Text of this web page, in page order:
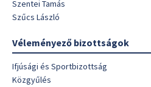
Szentei Tamás
Szűcs László
Véleményező bizottságok
Ifjúsági és Sportbizottság
Közgyűlés